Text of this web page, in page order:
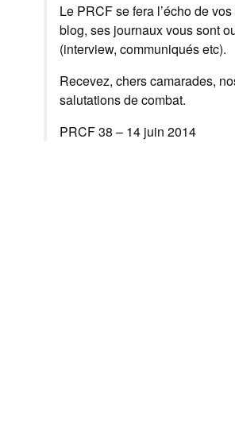
Le PRCF se fera l’écho de
blog, ses journaux vous sont
(interview, communiqués etc).
Recevez, chers camarades,
salutations de combat.
PRCF 38 – 14 juin 2014